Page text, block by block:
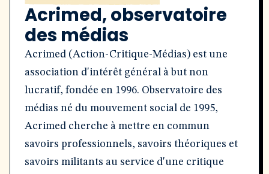
Acrimed, observatoire
des médias
Acrimed (Action-Critique-Médias) est une
association d'intérêt général à but non
lucratif, fondée en 1996. Observatoire des
médias né du mouvement social de 1995,
Acrimed cherche à mettre en commun
savoirs professionnels, savoirs théoriques et
savoirs militants au service d'une critique